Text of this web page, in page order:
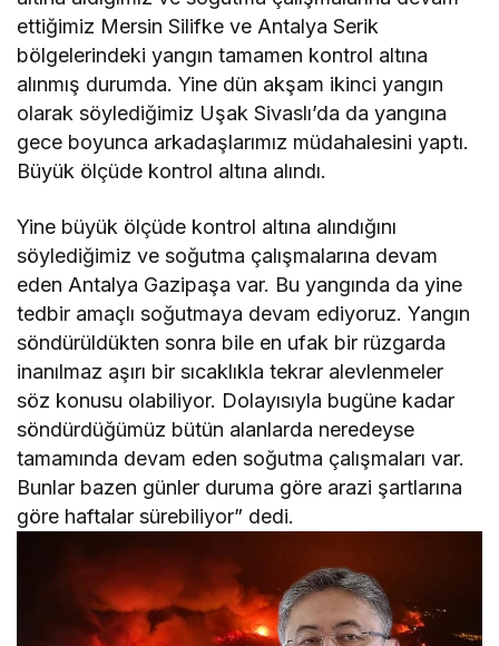
ettiğimiz Mersin Silifke ve Antalya Serik
bölgelerindeki yangın tamamen kontrol altına
alınmış durumda. Yine dün akşam ikinci yangın
olarak söylediğimiz Uşak Sivaslı’da da yangına
gece boyunca arkadaşlarımız müdahalesini yaptı.
Büyük ölçüde kontrol altına alındı.
Yine büyük ölçüde kontrol altına alındığını
söylediğimiz ve soğutma çalışmalarına devam
eden Antalya Gazipaşa var. Bu yangında da yine
tedbir amaçlı soğutmaya devam ediyoruz. Yangın
söndürüldükten sonra bile en ufak bir rüzgarda
inanılmaz aşırı bir sıcaklıkla tekrar alevlenmeler
söz konusu olabiliyor. Dolayısıyla bugüne kadar
söndürdüğümüz bütün alanlarda neredeyse
tamamında devam eden soğutma çalışmaları var.
Bunlar bazen günler duruma göre arazi şartlarına
göre haftalar sürebiliyor” dedi.